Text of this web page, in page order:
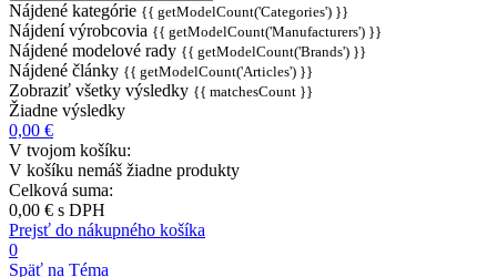
Nájdené kategórie {{ getModelCount('Categories') }}
Nájdení výrobcovia {{ getModelCount('Manufacturers') }}
Nájdené modelové rady {{ getModelCount('Brands') }}
Nájdené články {{ getModelCount('Articles') }}
Zobraziť všetky výsledky {{ matchesCount }}
Žiadne výsledky
0,00 €
V tvojom košíku:
V košíku nemáš žiadne produkty
Celková suma:
0,00 € s DPH
Prejsť do nákupného košíka
0
Späť na Téma